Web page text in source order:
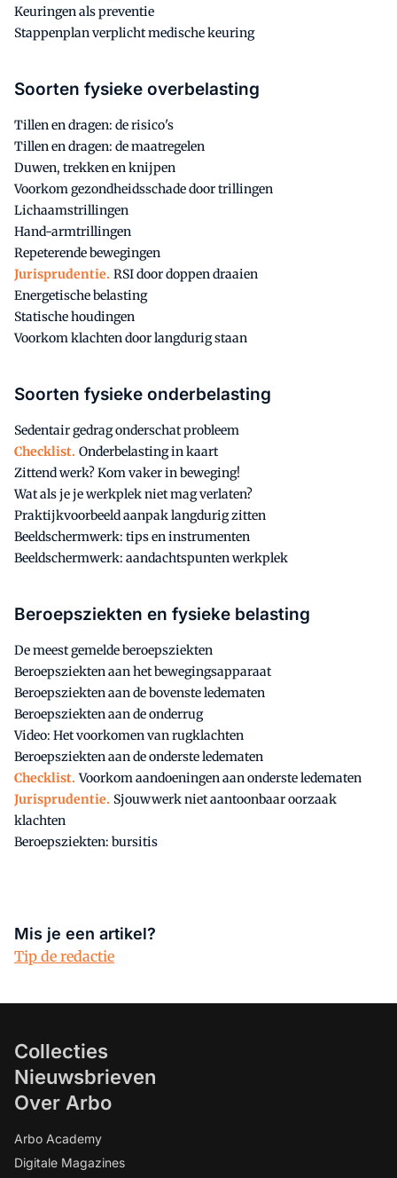
Keuringen als preventie
Stappenplan verplicht medische keuring
Soorten fysieke overbelasting
Tillen en dragen: de risico's
Tillen en dragen: de maatregelen
Duwen, trekken en knijpen
Voorkom gezondheidsschade door trillingen
Lichaamstrillingen
Hand-armtrillingen
Repeterende bewegingen
Jurisprudentie. RSI door doppen draaien
Energetische belasting
Statische houdingen
Voorkom klachten door langdurig staan
Soorten fysieke onderbelasting
Sedentair gedrag onderschat probleem
Checklist. Onderbelasting in kaart
Zittend werk? Kom vaker in beweging!
Wat als je je werkplek niet mag verlaten?
Praktijkvoorbeeld aanpak langdurig zitten
Beeldschermwerk: tips en instrumenten
Beeldschermwerk: aandachtspunten werkplek
Beroepsziekten en fysieke belasting
De meest gemelde beroepsziekten
Beroepsziekten aan het bewegingsapparaat
Beroepsziekten aan de bovenste ledematen
Beroepsziekten aan de onderrug
Video: Het voorkomen van rugklachten
Beroepsziekten aan de onderste ledematen
Checklist. Voorkom aandoeningen aan onderste ledematen
Jurisprudentie. Sjouwwerk niet aantoonbaar oorzaak
klachten
Beroepsziekten: bursitis
Mis je een artikel?
Tip de redactie
Collecties
Nieuwsbrieven
Over Arbo
Arbo Academy
Digitale Magazines